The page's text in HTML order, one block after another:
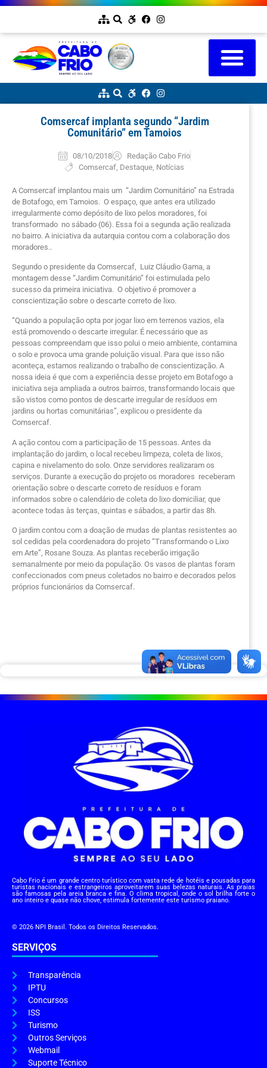
Comsercaf implanta segundo “Jardim
Comunitário” em Tamoios
08/10/2018
Redação Cabo Frio
Comsercaf Destaque Notícias
A Comsercaf implantou mais um “Jardim Comunitário” na Estrada
de Botafogo, em Tamoios. O espaço, que antes era utilizado
irregularmente como depósito de lixo pelos moradores, foi
transformado no sábado (06). Essa foi a segunda ação realizada
no bairro. A iniciativa da autarquia contou com a colaboração dos
moradores..
Segundo o presidente da Comsercaf, Luiz Cláudio Gama, a
montagem desse “Jardim Comunitário” foi estimulada pelo
sucesso da primeira iniciativa. O objetivo é promover a
conscientização sobre o descarte correto de lixo.
“Quando a população opta por jogar lixo em terrenos vazios, ela
está promovendo o descarte irregular. É necessário que as
pessoas compreendam que isso polui o meio ambiente, contamina
o solo e provoca uma grande poluição visual. Para que isso não
aconteça, estamos realizando o trabalho de conscientização. A
nossa ideia é que com a experiência desse projeto em Botafogo a
iniciativa seja ampliada a outros bairros, transformando locais que
são vistos como pontos de descarte irregular de resíduos em
jardins ou hortas comunitárias”, explicou o presidente da
Comsercaf.
A ação contou com a participação de 15 pessoas. Antes da
implantação do jardim, o local recebeu limpeza, coleta de lixos,
capina e nivelamento do solo. Onze servidores realizaram os
serviços. Durante a execução do projeto os moradores receberam
orientação sobre o descarte correto de resíduos e foram
informados sobre o calendário de coleta do lixo domiciliar, que
acontece todas às terças, quintas e sábados, a partir das 8h.
O jardim contou com a doação de mudas de plantas resistentes ao
sol cedidas pela coordenadora do projeto “Transformando o Lixo
em Arte”, Rosane Souza. As plantas receberão irrigação
semanalmente por meio da população. Os vasos de plantas foram
confeccionados com pneus coletados no bairro e decorados pelos
próprios funcionários da Comsercaf.
Cabo Frio é um grande centro turístico com vasta rede de hotéis e pousadas para
turistas nacionais e estrangeiros aproveitarem suas belezas naturais. As praias
são famosas pela areia branca e fina. O clima tropical, onde o sol brilha forte o
ano inteiro e quase não chove, estimula fortemente este turismo praiano.
© 2026 NPI Brasil. Todos os Direitos Reservados.
SERVIÇOS
Transparência
IPTU
Concursos
ISS
Turismo
Outros Serviços
Webmail
Suporte Técnico